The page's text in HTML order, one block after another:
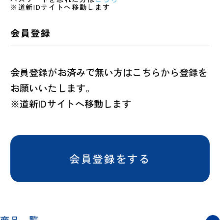
※道新IDサイトへ移動します
会員登録
会員登録がお済みで無い方はこちらから登録を
お願いいたします。
※道新IDサイトへ移動します
会員登録をする